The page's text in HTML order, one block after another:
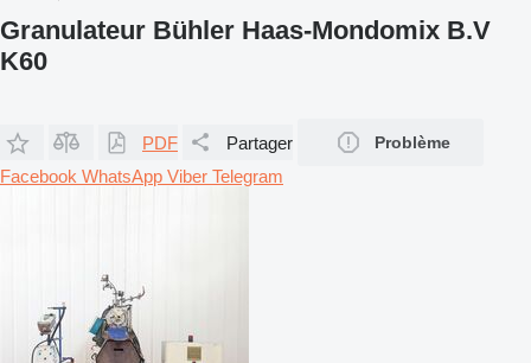
Granulateur Bühler Haas-Mondomix B.V
K60
PDF Partager Problème
Facebook WhatsApp Viber Telegram